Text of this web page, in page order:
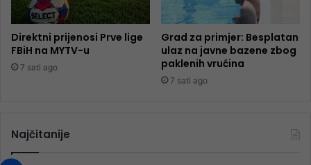
Direktni prijenosi Prve lige
FBiH na MYTV-u
7 sati ago
Grad za primjer: Besplatan
ulaz na javne bazene zbog
paklenih vrućina
7 sati ago
Najčitanije